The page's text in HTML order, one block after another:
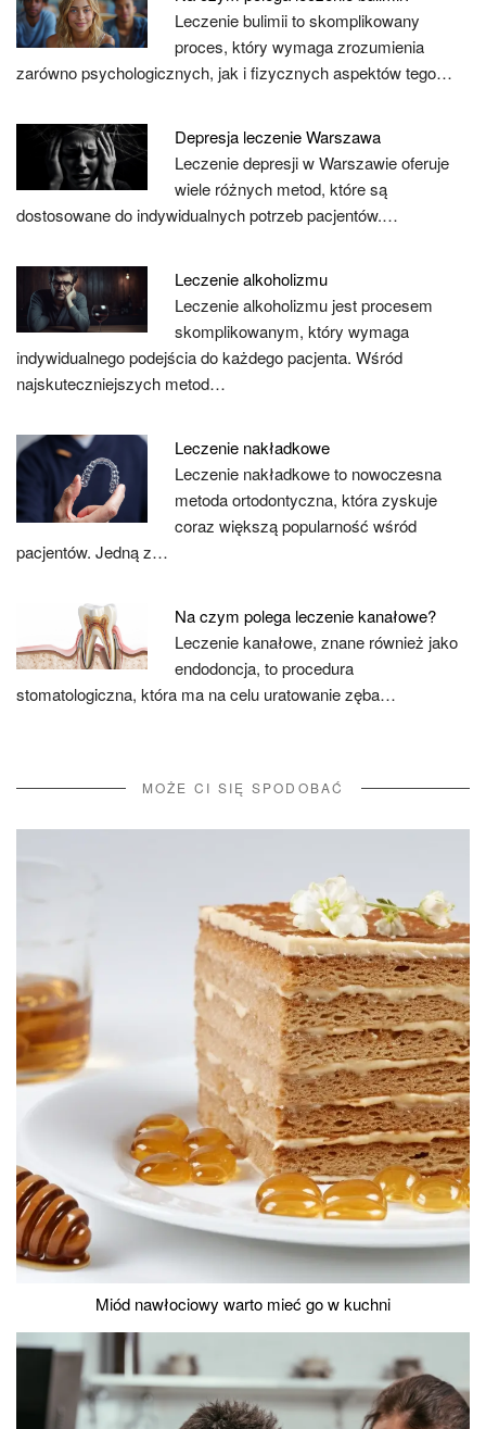
Leczenie bulimii to skomplikowany
proces, który wymaga zrozumienia
zarówno psychologicznych, jak i fizycznych aspektów tego…
Depresja leczenie Warszawa
Leczenie depresji w Warszawie oferuje
wiele różnych metod, które są
dostosowane do indywidualnych potrzeb pacjentów.…
Leczenie alkoholizmu
Leczenie alkoholizmu jest procesem
skomplikowanym, który wymaga
indywidualnego podejścia do każdego pacjenta. Wśród
najskuteczniejszych metod…
Leczenie nakładkowe
Leczenie nakładkowe to nowoczesna
metoda ortodontyczna, która zyskuje
coraz większą popularność wśród
pacjentów. Jedną z…
Na czym polega leczenie kanałowe?
Leczenie kanałowe, znane również jako
endodoncja, to procedura
stomatologiczna, która ma na celu uratowanie zęba…
MOŻE CI SIĘ SPODOBAĆ
Miód nawłociowy warto mieć go w kuchni